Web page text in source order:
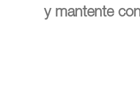
y mantente